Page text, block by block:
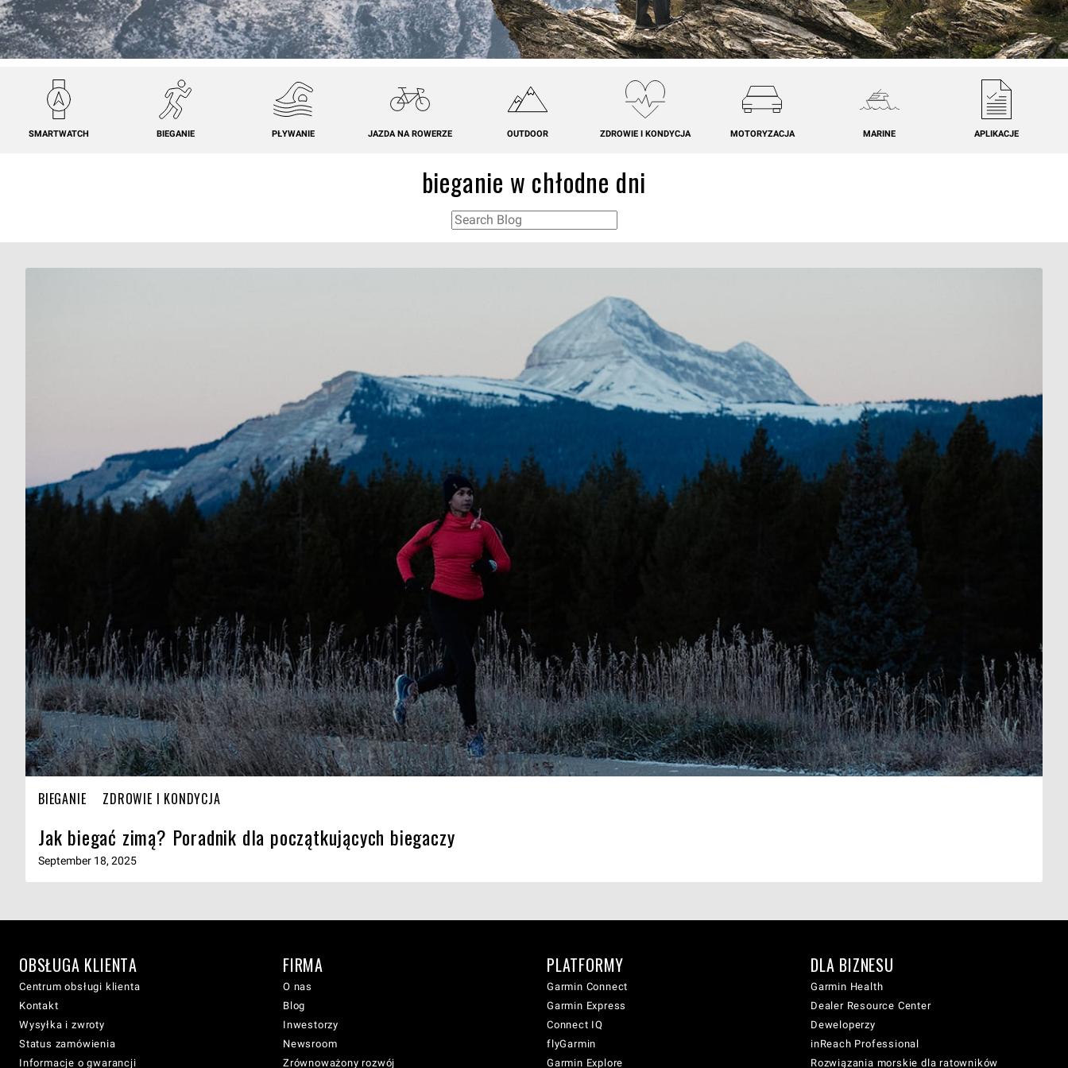
SMARTWATCH BIEGANIE PŁYWANIE JAZDA NA ROWERZE OUTDOOR ZDROWIE I KONDYCJA MOTORYZACJA MARINE APLIKACJE
bieganie w chłodne dni
BIEGANIE ZDROWIE I KONDYCJA
Jak biegać zimą? Poradnik dla początkujących biegaczy
September 18, 2025
OBSŁUGA KLIENTA
Centrum obsługi klienta
Kontakt
Wysyłka i zwroty
Status zamówienia
Informacje o gwarancji
FIRMA
O nas
Blog
Inwestorzy
Newsroom
Zrównoważony rozwój
PLATFORMY
Garmin Connect
Garmin Express
Connect IQ
flyGarmin
Garmin Explore
DLA BIZNESU
Garmin Health
Dealer Resource Center
Deweloperzy
inReach Professional
Rozwiązania morskie dla ratowników